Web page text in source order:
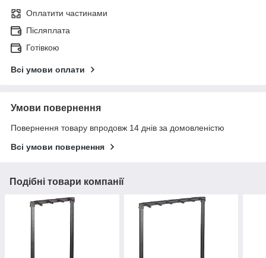
Оплатити частинами
Післяплата
Готівкою
Всі умови оплати
Умови повернення
Повернення товару впродовж 14 днів за домовленістю
Всі умови повернення
Подібні товари компанії